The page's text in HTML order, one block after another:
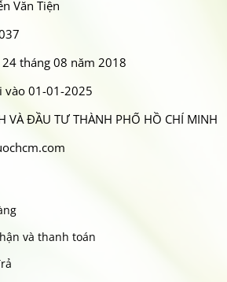
Văn Tiện
tháng 08 năm 2018
vào 01-01-2025
VÀ ĐẦU TƯ THÀNH PHỐ HỒ CHÍ MINH
và thanh toán